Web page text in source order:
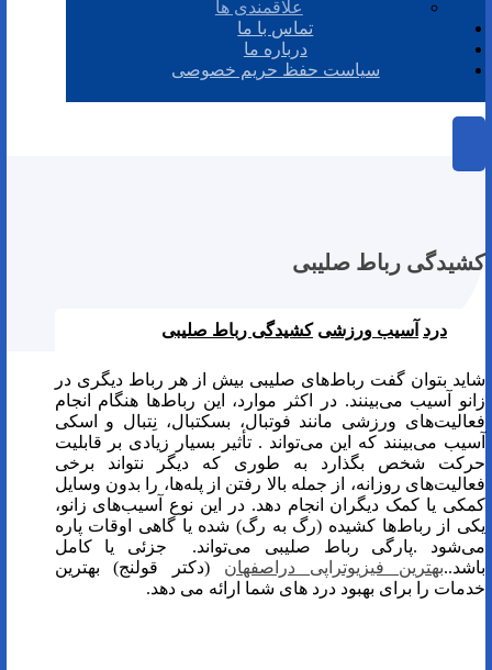
علاقمندی ها
تماس با ما
درباره ما
سیاست حفظ حریم خصوصی
کشیدگی رباط صلیبی
درد آسیب ورزشی کشیدگی رباط صلیبی
شاید بتوان گفت رباط‌های صلیبی بیش از هر رباط دیگری در
زانو آسیب می‌بینند. در اکثر موارد، این رباط‌ها هنگام انجام
فعالیت‌های ورزشی مانند فوتبال، بسکتبال، نِتبال و اسکی
آسیب می‌بینند که این می‌تواند . تأثیر بسیار زیادی بر قابلیت
حرکت شخص بگذارد به طوری که دیگر نتواند برخی
فعالیت‌های روزانه، از جمله بالا رفتن از پله‌ها، را بدون وسایل
کمکی یا کمک دیگران انجام دهد. در این نوع آسیب‌های زانو،
یکی از رباط‌ها کشیده (رگ به رگ) شده یا گاهی اوقات پاره
می‌شود .پارگی رباط صلیبی می‌تواند. جزئی یا کامل
باشد.
.بهترین فیزیوتراپی دراصفهان (دکتر قولنج) بهترین
خدمات را برای بهبود درد های شما ارائه می دهد.